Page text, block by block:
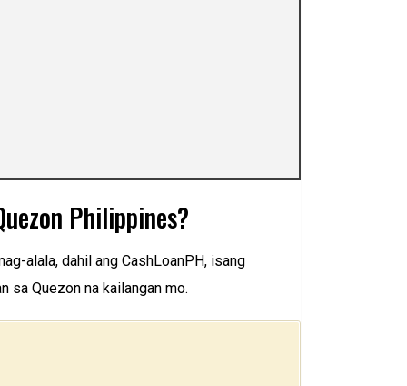
Philippines?
alala, dahil ang CashLoanPH, isang
sa Quezon na kailangan mo.